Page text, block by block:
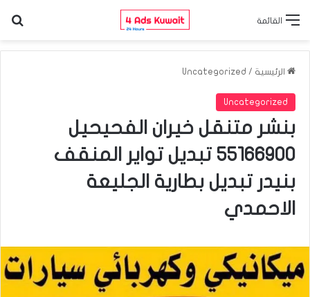
القائمة
الرئيسية /
Uncategorized
Uncategorized
بنشر متنقل خيران الفحيحيل
55166900 تبديل تواير المنقف
بنيدر تبديل بطارية الجليعة
الاحمدي